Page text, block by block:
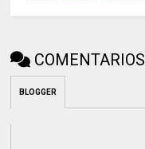
COMENTARIOS
BLOGGER